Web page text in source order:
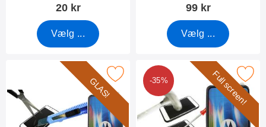
20 kr
Vælg ...
99 kr
Vælg ...
GLAS!
glasbeskyttelse Motorola Moto G9 Play som favorit
Full screen!
-35%
Marker full Frame Glasbeskyttelse